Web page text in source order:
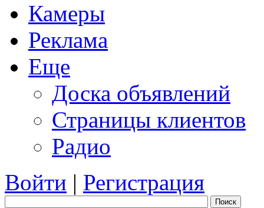
Камеры
Реклама
Еще
Доска объявлений
Страницы клиентов
Радио
Войти | Регистрация
Поиск